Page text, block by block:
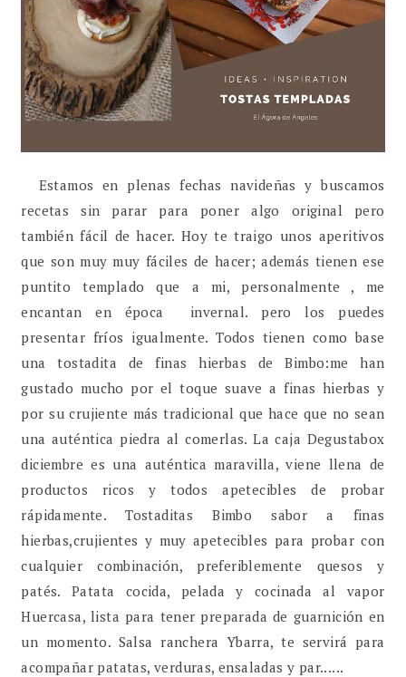
Estamos en plenas fechas navideñas y buscamos
recetas sin parar para poner algo original pero
también fácil de hacer. Hoy te traigo unos aperitivos
que son muy muy fáciles de hacer; además tienen ese
puntito templado que a mi, personalmente , me
encantan en época invernal. pero los puedes
presentar fríos igualmente. Todos tienen como base
una tostadita de finas hierbas de Bimbo:me han
gustado mucho por el toque suave a finas hierbas y
por su crujiente más tradicional que hace que no sean
una auténtica piedra al comerlas. La caja Degustabox
diciembre es una auténtica maravilla, viene llena de
productos ricos y todos apetecibles de probar
rápidamente. Tostaditas Bimbo sabor a finas
hierbas,crujientes y muy apetecibles para probar con
cualquier combinación, preferiblemente quesos y
patés. Patata cocida, pelada y cocinada al vapor
Huercasa, lista para tener preparada de guarnición en
un momento. Salsa ranchera Ybarra, te servirá para
acompañar patatas, verduras, ensaladas y par......